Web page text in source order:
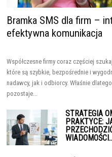
Bramka SMS dla firm –
efektywna komunikacja
Współczesne firmy coraz częściej
które są szybkie, bezpośrednie i
nadawcy, jak i odbiorcy. Właśnie
pozostaje...
STRATEGIA
PRAKTYCE: